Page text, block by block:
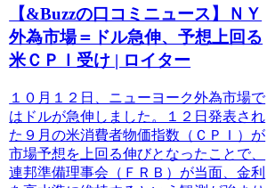
【&Buzzの口コミニュース】ＮＹ
外為市場＝ドル急伸、予想上回る
米ＣＰＩ受け | ロイター
１０月１２日、ニューヨーク外為市場で
はドルが急伸しました。１２日発表され
た９月の米消費者物価指数（ＣＰＩ）が
市場予想を上回る伸びとなったことで、
連邦準備理事会（ＦＲＢ）が当面、金利